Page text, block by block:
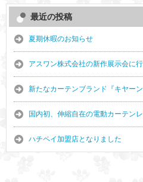
最近の投稿
夏期休暇のお知らせ
アスワン株式会社の新作展示会に行
新たなカーテンブランド『キヤー
国内初、伸縮自在の電動カーテン
ハチペイ加盟店となりました